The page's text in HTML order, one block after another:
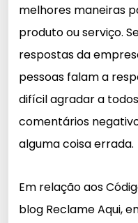
melhores maneiras
produto ou serviço.
respostas da
pessoas falam a
difícil agradar a
comentários
alguma coisa errada.
Em relação aos
blog Reclame Aqui,